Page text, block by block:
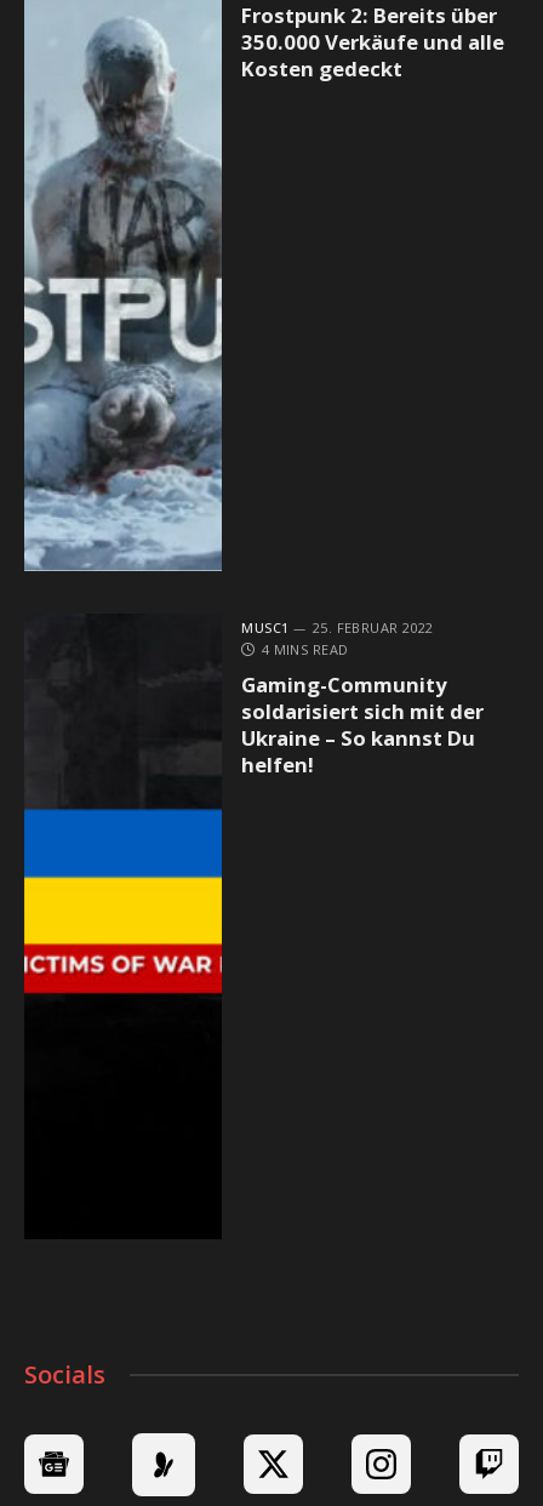
Frostpunk 2: Bereits über
350.000 Verkäufe und alle
Kosten gedeckt
MUSC1
25. FEBRUAR 2022
4 MINS READ
Gaming-Community
soldarisiert sich mit der
Ukraine – So kannst Du
helfen!
Socials